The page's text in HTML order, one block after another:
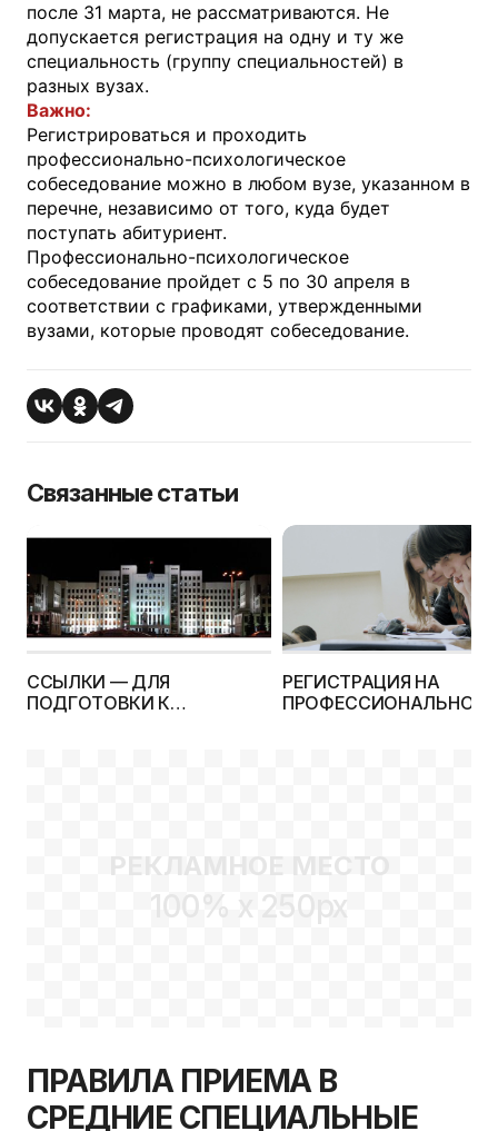
после 31 марта, не рассматриваются. Не
допускается регистрация на одну и ту же
специальность (группу специальностей) в
разных вузах.
Важно:
Регистрироваться и проходить
профессионально-психологическое
собеседование можно в любом вузе, указанном в
перечне, независимо от того, куда будет
поступать абитуриент.
Профессионально-психологическое
собеседование пройдет с 5 по 30 апреля в
соответствии с графиками, утвержденными
вузами, которые проводят собеседование.
Связанные статьи
ССЫЛКИ — ДЛЯ
ПОДГОТОВКИ К
РЕГИСТРАЦИЯ НА
ПРОФЕССИОНАЛЬНО-
РЕКЛАМНОЕ МЕСТО
100% x 250px
ПРАВИЛА ПРИЕМА В
СРЕДНИЕ СПЕЦИАЛЬНЫЕ